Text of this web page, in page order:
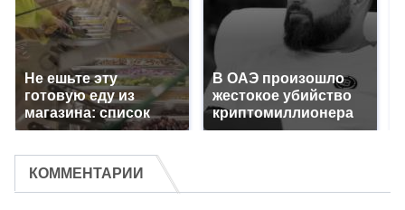
Не ешьте эту
готовую еду из
магазина: список
В ОАЭ произошло
жестокое убийство
криптомиллионера
КОММЕНТАРИИ